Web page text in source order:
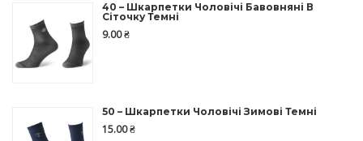
40 – Шкарпетки Чоловічі Бавовняні В
Сіточку Темні
9.00₴
50 – Шкарпетки Чоловічі Зимові Темні
15.00₴